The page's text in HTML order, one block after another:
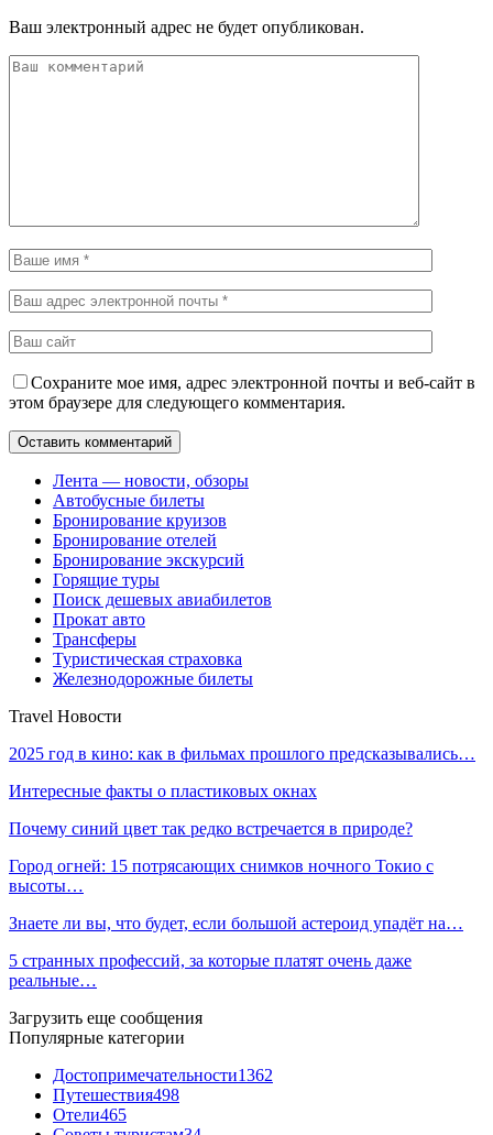
Ваш электронный адрес не будет опубликован.
Сохраните мое имя, адрес электронной почты и веб-сайт в
этом браузере для следующего комментария.
Лента — новости, обзоры
Автобусные билеты
Бронирование круизов
Бронирование отелей
Бронирование экскурсий
Горящие туры
Поиск дешевых авиабилетов
Прокат авто
Трансферы
Туристическая страховка
Железнодорожные билеты
Travel Новости
2025 год в кино: как в фильмах прошлого предсказывались…
Интересные факты о пластиковых окнах
Почему синий цвет так редко встречается в природе?
Город огней: 15 потрясающих снимков ночного Токио с
высоты…
Знаете ли вы, что будет, если большой астероид упадёт на…
5 странных профессий, за которые платят очень даже
реальные…
Загрузить еще сообщения
Популярные категории
Достопримечательности1362
Путешествия498
Отели465